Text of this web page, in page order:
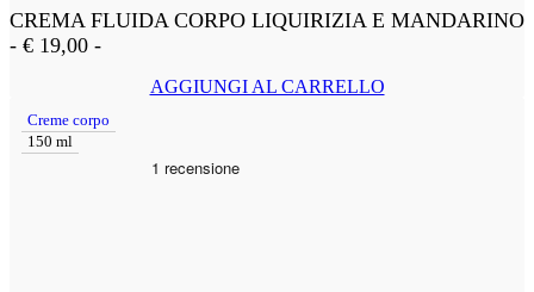
CREMA FLUIDA CORPO LIQUIRIZIA E MANDARINO
- € 19,00 -
AGGIUNGI AL CARRELLO
Creme corpo
150 ml